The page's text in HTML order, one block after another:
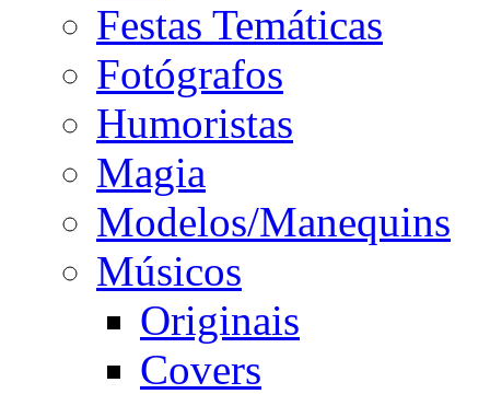
Festas Temáticas
Fotógrafos
Humoristas
Magia
Modelos/Manequins
Músicos
Originais
Covers